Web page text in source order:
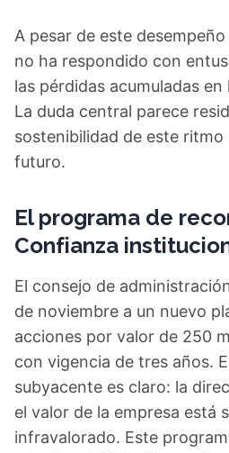
A pesar de este
no ha respondido con
las pérdidas acumuladas en
La duda central parece
sostenibilidad de este
futuro.
El programa de
Confianza
El consejo de
de noviembre a un nuevo
acciones por valor de 250
con vigencia de tres años.
subyacente es claro: la
el valor de la empresa está
infravalorado. Este